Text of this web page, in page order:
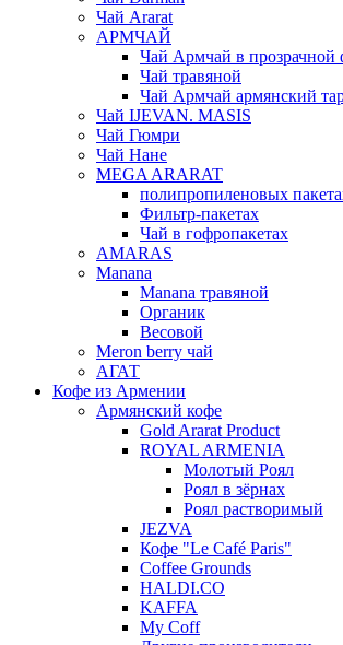
Чай Ararat
АРМЧАЙ
Чай Армчай в прозрачной
Чай травяной
Чай Армчай армянский
Чай IJEVAN. MASIS
Чай Гюмри
Чай Нане
MEGA ARARAT
полипропиленовых
Фильтр-пакетах
Чай в гофропакетах
AMARAS
Manana
Manana травяной
Органик
Весовой
Meron berry чай
АГАТ
Кофе из Армении
Армянский кофе
Gold Ararat Product
ROYAL ARMENIA
Молотый Роял
Роял в зёрнах
Роял растворимый
JEZVA
Кофе "Le Café Paris"
Coffee Grounds
HALDI.CO
KAFFA
My Coff